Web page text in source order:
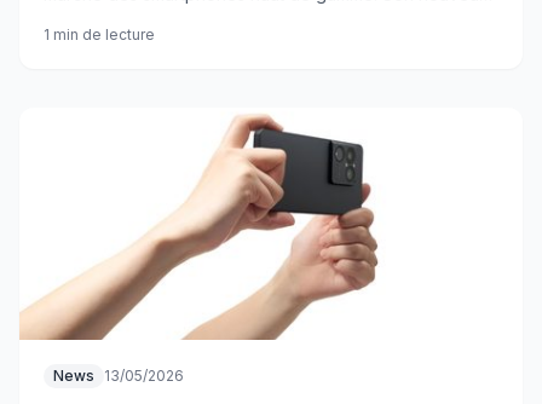
concurrence a abandonnées.
1 min de lecture
News 13/05/2026